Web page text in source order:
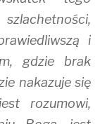
i
gdzie brak
nakazuje się
rozumowi,